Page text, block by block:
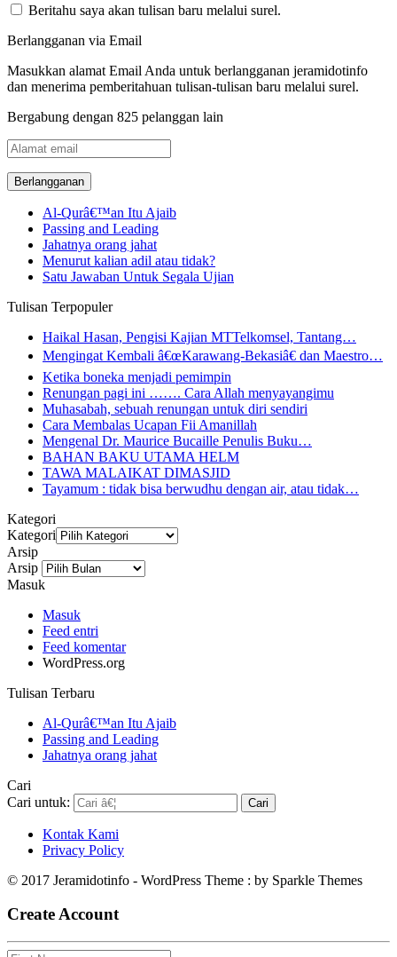
Beritahu saya akan tulisan baru melalui surel.
Berlangganan via Email
Masukkan alamat Email Anda untuk berlangganan jeramidotinfo
dan menerima pemberitahuan tulisan-tulisan baru melalui surel.
Bergabung dengan 825 pelanggan lain
Alamat
email
Al-Qurâ€™an Itu Ajaib
Passing and Leading
Jahatnya orang jahat
Menurut kalian adil atau tidak?
Satu Jawaban Untuk Segala Ujian
Tulisan Terpopuler
Haikal Hasan, Pengisi Kajian MTTelkomsel, Tantang…
Mengingat Kembali â€œKarawang-Bekasiâ€ dan Maestro…
Ketika boneka menjadi pemimpin
Renungan pagi ini ……. Cara Allah menyayangimu
Muhasabah, sebuah renungan untuk diri sendiri
Cara Membalas Ucapan Fii Amanillah
Mengenal Dr. Maurice Bucaille Penulis Buku…
BAHAN BAKU UTAMA HELM
TAWA MALAIKAT DIMASJID
Tayamum : tidak bisa berwudhu dengan air, atau tidak…
Kategori
Kategori
Arsip
Arsip
Masuk
Masuk
Feed entri
Feed komentar
WordPress.org
Tulisan Terbaru
Al-Qurâ€™an Itu Ajaib
Passing and Leading
Jahatnya orang jahat
Cari
Cari untuk:
Kontak Kami
Privacy Policy
© 2017 Jeramidotinfo - WordPress Theme : by Sparkle Themes
Create Account